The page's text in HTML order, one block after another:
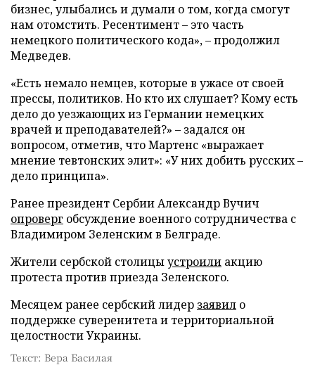
бизнес, улыбались и думали о том, когда смогут
нам отомстить. Ресентимент – это часть
немецкого политического кода», – продолжил
Медведев.
«Есть немало немцев, которые в ужасе от своей
прессы, политиков. Но кто их слушает? Кому есть
дело до уезжающих из Германии немецких
врачей и преподавателей?» – задался он
вопросом, отметив, что Мартенс «выражает
мнение тевтонских элит»: «У них добить русских –
дело принципа».
Ранее президент Сербии Александр Вучич
опроверг обсуждение военного сотрудничества с
Владимиром Зеленским в Белграде.
Жители сербской столицыустроили акцию
протеста против приезда Зеленского.
Месяцем ранее сербский лидер заявил о
поддержке суверенитета и территориальной
целостности Украины.
Текст: Вера Басилая